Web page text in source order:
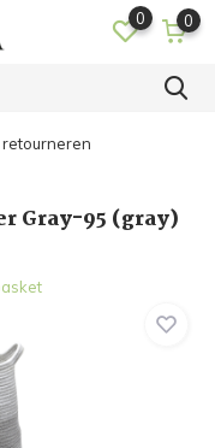
0 0
Gray-95 (gray)